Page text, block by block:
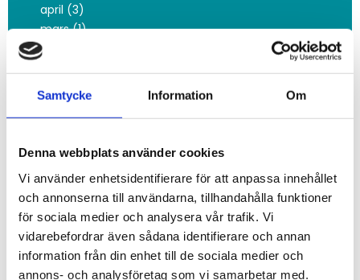
Samtycke Information Om
Denna webbplats använder cookies
Vi använder enhetsidentifierare för att anpassa innehållet
och annonserna till användarna, tillhandahålla funktioner
för sociala medier och analysera vår trafik. Vi
vidarebefordrar även sådana identifierare och annan
information från din enhet till de sociala medier och
annons- och analysföretag som vi samarbetar med.
april (3)
mars (1)
februari (16)
2025
november (3)
september (2)
maj (8)
mars (5)
februari (9)
januari (12)
2024